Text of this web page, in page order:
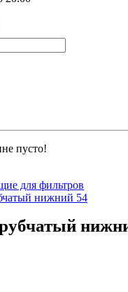
пусто!
для фильтров
нижний 54